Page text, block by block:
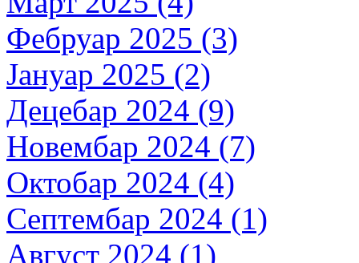
Фебруар 2025 (3)
Јануар 2025 (2)
Децебар 2024 (9)
Новембар 2024 (7)
Октобар 2024 (4)
Септембар 2024 (1)
Август 2024 (1)